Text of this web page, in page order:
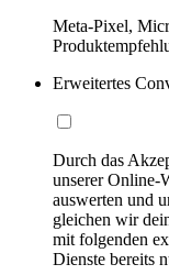
Meta-Pixel,
Erweitertes
Durch das
unserer Online-
auswerten und
gleichen wir
mit folgenden
Dienste bereits